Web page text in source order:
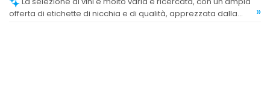
offerta di etichette di nicchia e di qualità, apprezzata dalla
»